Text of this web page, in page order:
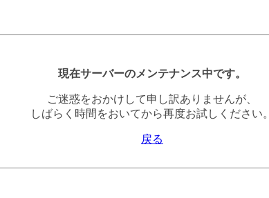
現在サーバーのメンテナンス中です。
ご迷惑をおかけして申し訳ありませんが、
しばらく時間をおいてから再度お試しください。
戻る